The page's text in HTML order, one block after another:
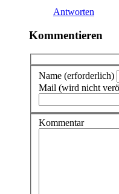
Antworten
Kommentieren
Name (erforderlich)
Mail (wird nicht
Kommentar